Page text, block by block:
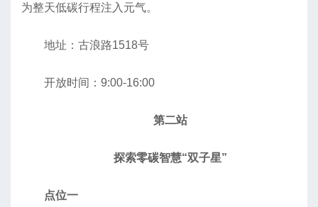
为整天低碳行程注入元气。
地址：古浪路1518号
开放时间：9:00-16:00
第二站
探索零碳智慧“双子星”
点位一